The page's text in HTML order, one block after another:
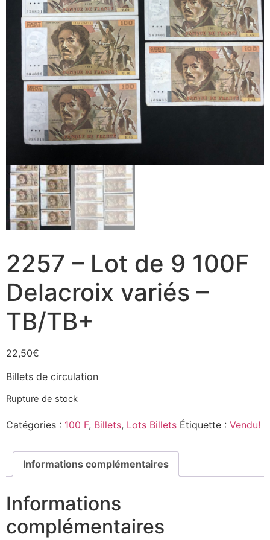
2257 – Lot de 9 100F
Delacroix variés –
TB/TB+
22,50€
Billets de circulation
Rupture de stock
Catégories : 100 F, Billets, Lots Billets Étiquette : Vendu!
Informations complémentaires
Informations
complémentaires